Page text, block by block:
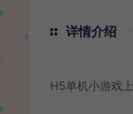
详情介绍
H5单机小游戏